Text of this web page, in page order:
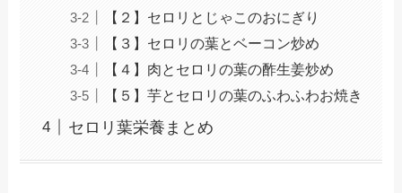
【２】セロリとじゃこのおにぎり
【３】セロリの葉とベーコン炒め
【４】肉とセロリの葉の酢生姜炒め
【５】芋とセロリの葉のふわふわお焼き
セロリ葉栄養まとめ